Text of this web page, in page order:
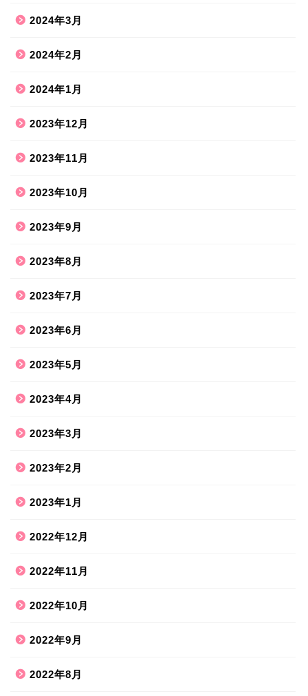
2024年3月
2024年2月
2024年1月
2023年12月
2023年11月
2023年10月
2023年9月
2023年8月
2023年7月
2023年6月
2023年5月
2023年4月
2023年3月
2023年2月
2023年1月
2022年12月
2022年11月
2022年10月
2022年9月
2022年8月